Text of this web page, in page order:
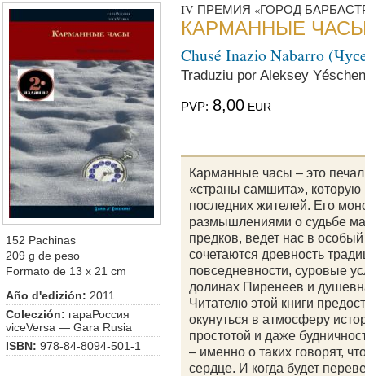
152 Pachinas
209 g de peso
Formato de 13 x 21 cm
Año d'edizión: 2011
Coleczión: гapaРоссия
viceVersa — Gara Rusia
ISBN: 978-84-8094-501-1
IV ПРЕМИЯ «ГОРОД
КАРМАННЫЕ
Chusé Inazio Nabarro
Traduziu por Aleksey
PVP: 8,00 EUR
Карманные часы – это
«страны самшита», которую
последних жителей. Его
размышлениями о судьбе
предков, ведет нас в
сочетаются древность
повседневности, суровые
долинах Пиренеев и
Читателю этой книги
окунуться в атмосферу
простотой и даже
– именно о таких говорят,
сердце. И когда будет